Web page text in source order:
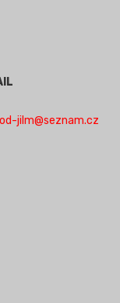
jilm@seznam.cz